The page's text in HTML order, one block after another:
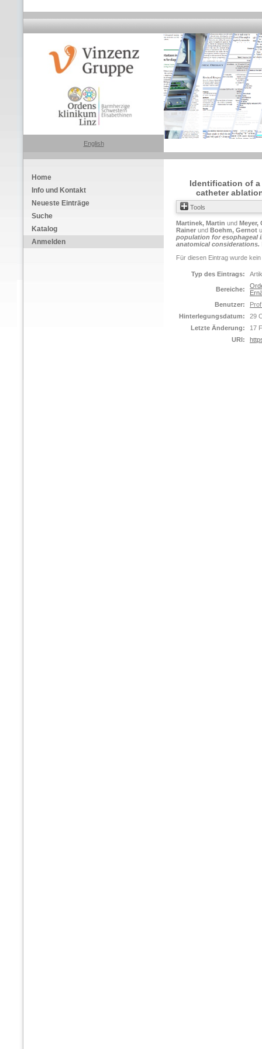
English
Home
Info und Kontakt
Neueste Einträge
Suche
Katalog
Anmelden
Identification of
catheter
Tools
Martinek, Martin und Meyer,
Rainer und Boehm, Gernot
population for esophageal
anatomical considerations.
Für diesen Eintrag wurde
Typ des Eintrags:
Bereiche:
Benutzer:
Hinterlegungsdatum:
29
Letzte Änderung:
17
URI: